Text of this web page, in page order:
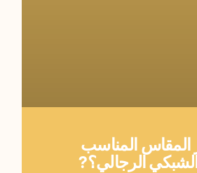
المقاس المناسب
الرجالي؟?